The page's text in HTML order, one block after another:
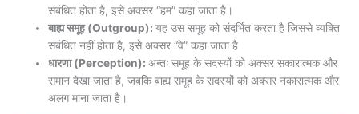
संबंधित होता है, इसे अक्सर “हम” कहा जाता है।
बाह्यसमूह (Outgroup): यह उस समूह को संदर्भित करता है जिससे व्यक्ति
संबंधित नहीं होता है, इसे अक्सर “वे” कहा जाता है
धारणा (Perception): अन्तः समूह के सदस्यों को अक्सर सकारात्मक और
समान देखा जाता है, जबकि बाह्य समूह के सदस्यों को अक्सर नकारात्मक और
अलग माना जाता है।